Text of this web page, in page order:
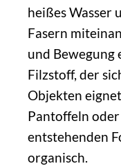
heißes Wasser
Fasern
und
Filzstoff, der
Objekten
Pantoffeln
entstehenden
organisch.